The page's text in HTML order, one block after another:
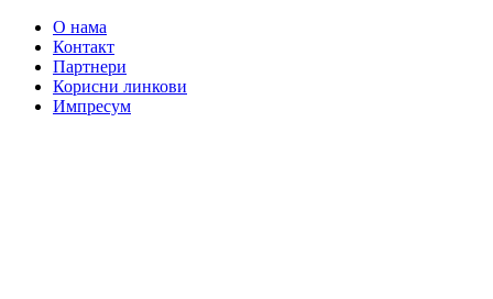
О нама
Контакт
Партнери
Корисни линкови
Импресум